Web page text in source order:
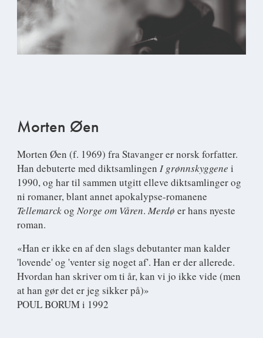
Morten Øen
Morten Øen (f. 1969) fra Stavanger er norsk forfatter.
Han debuterte med diktsamlingen I grønnskyggene i
1990, og har til sammen utgitt elleve diktsamlinger og
ni romaner, blant annet apokalypse-romanene
Tellemarckog Norge om Våren. Merdø er hans nyeste
roman.
«Han er ikke en af den slags debutanter man kalder
'lovende' og 'venter sig noget af'. Han er der allerede.
Hvordan han skriver om ti år, kan vi jo ikke vide (men
at han gør det er jeg sikker på)»
POUL BORUM i 1992